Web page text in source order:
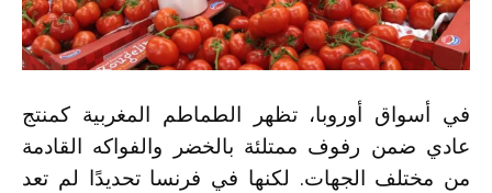
في أسواق أوروبا، تظهر الطماطم المغربية كمنتج
عادي ضمن رفوف ممتلئة بالخضر والفواكه القادمة
من مختلف الجهات. لكنها في فرنسا تحديدًا لم تعد